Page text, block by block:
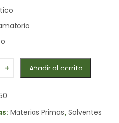
Añadir al carrito
Materias Primas, Solventes